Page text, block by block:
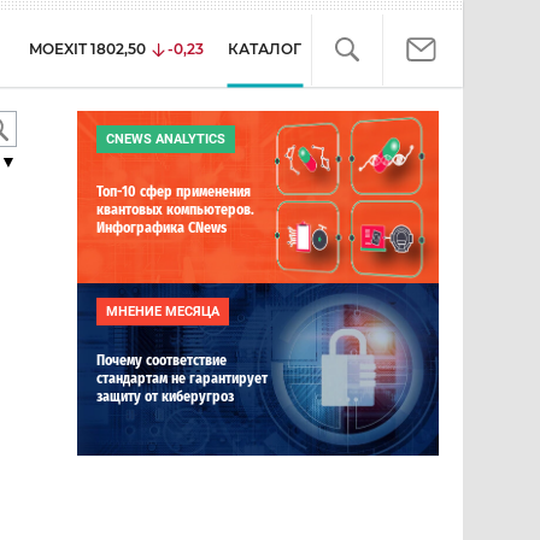
MOEXIT 1802,50 -0,23 КАТАЛОГ
CNEWS ANALYTICS
Топ-10 сфер применения
квантовых компьютеров.
Инфографика CNews
МНЕНИЕ МЕСЯЦА
Почему соответствие
стандартам не гарантирует
защиту от киберугроз